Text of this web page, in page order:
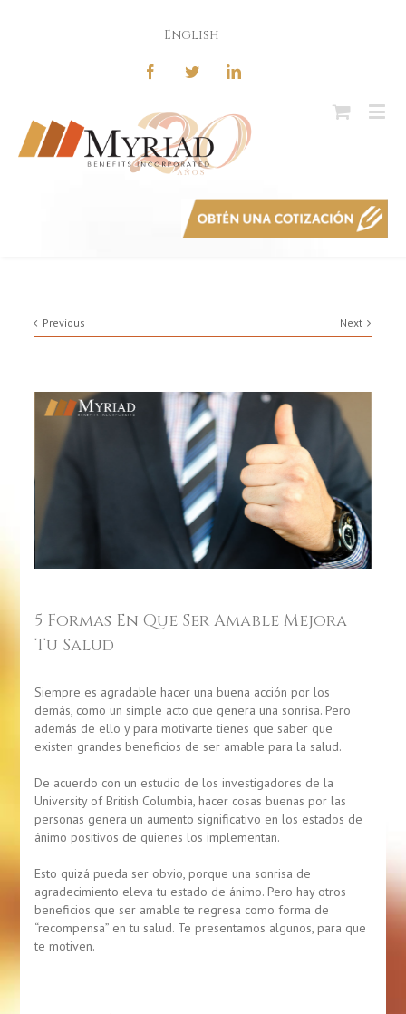
English
Previous Next
5 Formas En Que Ser Amable Mejora
Tu Salud
Siempre es agradable hacer una buena acción por los
demás, como un simple acto que genera una sonrisa. Pero
además de ello y para motivarte tienes que saber que
existen grandes beneficios de ser amable para la salud.
De acuerdo con un estudio de los investigadores de la
University of British Columbia, hacer cosas buenas por las
personas genera un aumento significativo en los estados de
ánimo positivos de quienes los implementan.
Esto quizá pueda ser obvio, porque una sonrisa de
agradecimiento eleva tu estado de ánimo. Pero hay otros
beneficios que ser amable te regresa como forma de
“recompensa” en tusalud. Te presentamos algunos, para que
te motiven.